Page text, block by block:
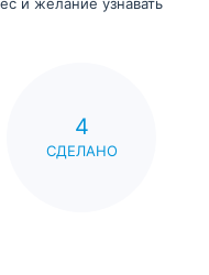
и желание узнавать
4
СДЕЛАНО